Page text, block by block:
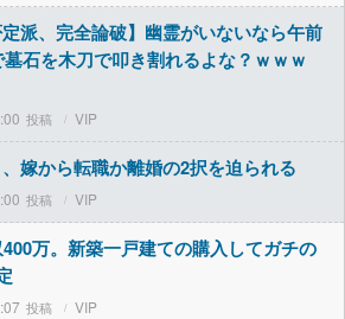
定派、完全論破】幽霊がいないなら午前
石を木刀で叩き割れるよな？ｗｗｗ
VIP
嫁から転職か離婚の2択を迫られる
VIP
万。新築一戸建ての購入してガチの
VIP